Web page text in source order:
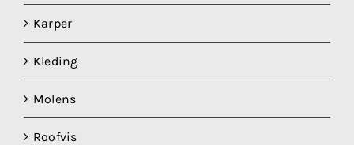
Karper
Kleding
Molens
Roofvis